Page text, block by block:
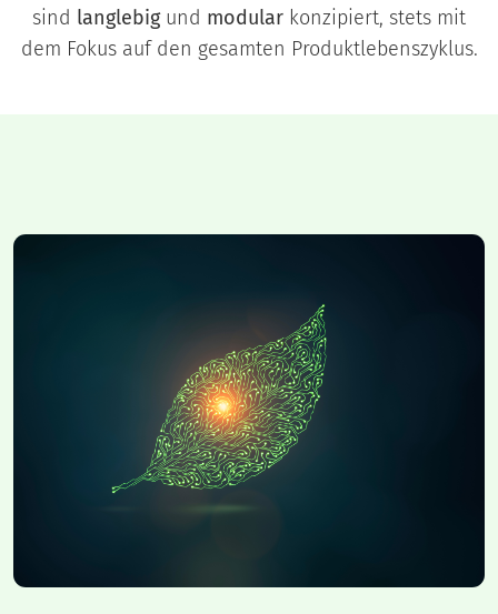
sind langlebig und modular konzipiert, stets mit
dem Fokus auf den gesamten Produktlebenszyklus.